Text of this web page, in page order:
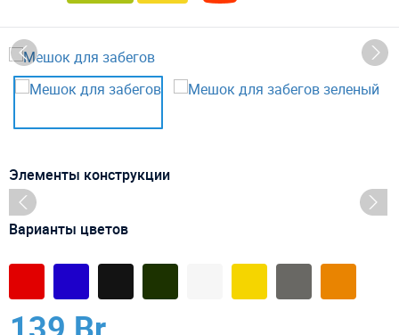
Элементы конструкции
Варианты цветов